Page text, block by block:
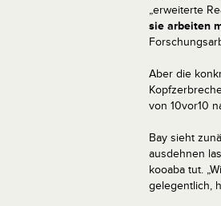
„erweiterte
sie arbeiten
Aber die
von 10vor10
Bay sieht
ausdehnen
kooaba tut.
gelegentlich,